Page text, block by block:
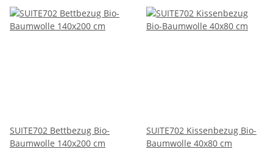
SUITE702 Bettbezug Bio-
Baumwolle 140x200 cm
SUITE702 Kissenbezug Bio-
Baumwolle 40x80 cm